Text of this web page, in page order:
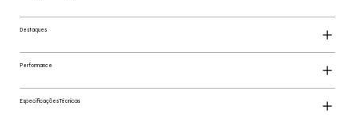
Destaques
Performance
Especificações Técnicas